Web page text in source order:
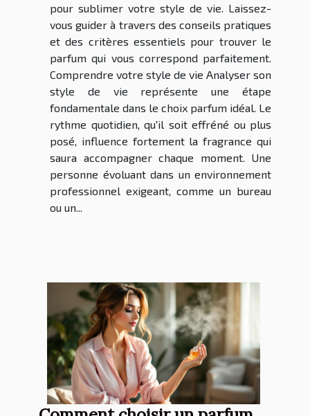
pour sublimer votre style de vie. Laissez-
vous guider à travers des conseils pratiques
et des critères essentiels pour trouver le
parfum qui vous correspond parfaitement.
Comprendre votre style de vie Analyser son
style de vie représente une étape
fondamentale dans le choix parfum idéal. Le
rythme quotidien, qu'il soit effréné ou plus
posé, influence fortement la fragrance qui
saura accompagner chaque moment. Une
personne évoluant dans un environnement
professionnel exigeant, comme un bureau
ou un...